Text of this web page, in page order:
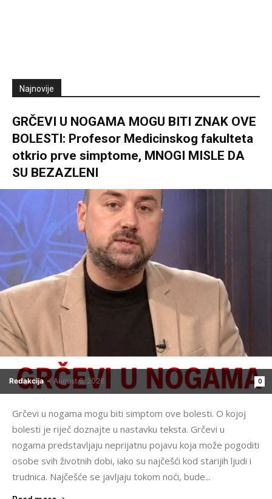
Najnovije
GRČEVI U NOGAMA MOGU BITI ZNAK OVE
BOLESTI: Profesor Medicinskog fakulteta
otkrio prve simptome, MNOGI MISLE DA
SU BEZAZLENI
Redakcija - August 6, 2026 0
Grčevi u nogama mogu biti simptom ove bolesti. O kojoj
bolesti je riječ doznajte u nastavku teksta. Grčevi u
nogama predstavljaju neprijatnu pojavu koja može pogoditi
osobe svih životnih dobi, iako su najčešći kod starijih ljudi i
trudnica. Najčešće se javljaju tokom noći, bude...